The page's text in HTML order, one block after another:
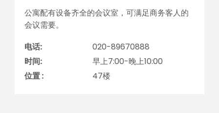
公寓配有设备齐全的会议室，可满足商务客人的
会议需要。
电话:
020-89670888
时间:
早上7:00-晚上10:00
位置 :
47楼